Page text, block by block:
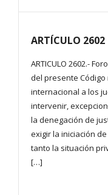
ARTÍCULO 2602
ARTICULO 2602.-
del presente
internacional a los
intervenir,
la denegación de
exigir la iniciación
tanto la situación
[…]